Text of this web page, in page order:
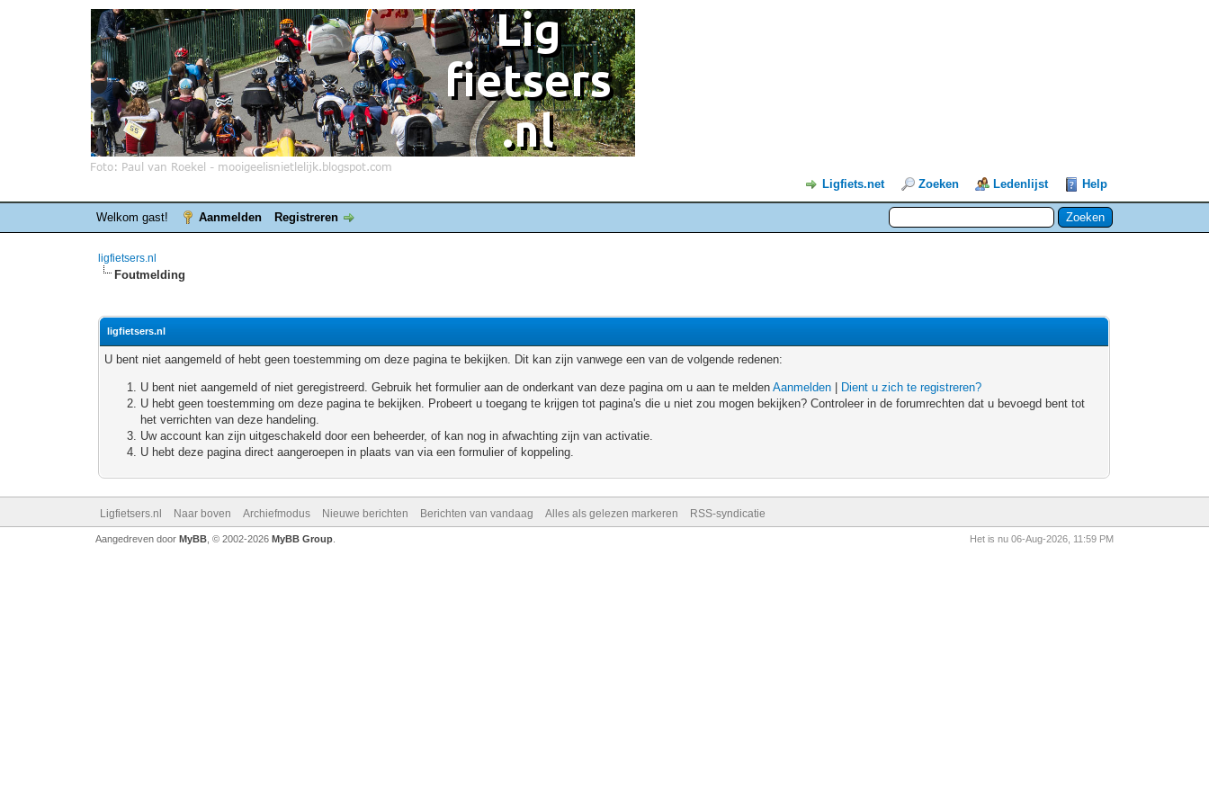
Ligfiets.net Zoeken Ledenlijst Help
Welkom gast! Aanmelden Registreren
ligfietsers.nl
Foutmelding
ligfietsers.nl
U bent niet aangemeld of hebt geen toestemming om deze pagina te bekijken. Dit kan zijn vanwege een van de volgende redenen:
U bent niet aangemeld of niet geregistreerd. Gebruik het formulier aan de onderkant van deze pagina om u aan te meldenAanmelden
Dient u zich te registreren?
U hebt geen toestemming om deze pagina te bekijken. Probeert u toegang te krijgen tot pagina's die u niet zou mogen bekijken? Controleer in de forumrechten dat u bevoegd bent tot
het verrichten van deze handeling.
Uw account kan zijn uitgeschakeld door een beheerder, of kan nog in afwachting zijn van activatie.
U hebt deze pagina direct aangeroepen in plaats van via een formulier of koppeling.
Ligfietsers.nl Naar boven Archiefmodus Nieuwe berichten Berichten van vandaag Alles als gelezen markeren RSS-syndicatie
Het is nu 06-Aug-2026, 11:59 PM
Aangedreven door MyBB, © 2002-2026 MyBB Group.